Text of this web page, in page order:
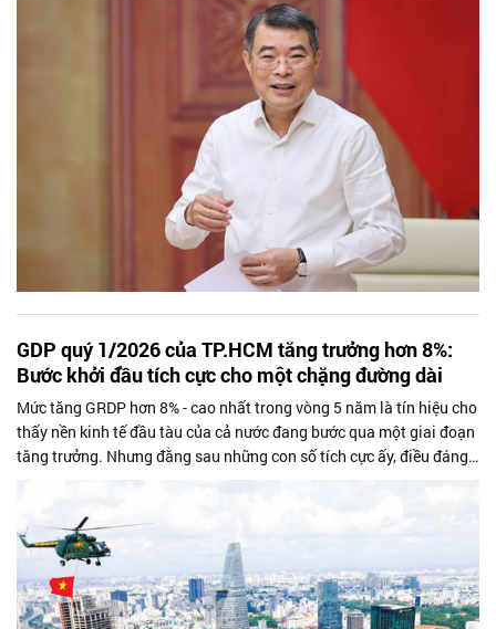
GDP quý 1/2026 của TP.HCM tăng trưởng hơn 8%:
Bước khởi đầu tích cực cho một chặng đường dài
Mức tăng GRDP hơn 8% - cao nhất trong vòng 5 năm là tín hiệu cho
thấy nền kinh tế đầu tàu của cả nước đang bước qua một giai đoạn
tăng trưởng. Nhưng đằng sau những con số tích cực ấy, điều đáng
bàn là để giữ con số tăng trưởng này, Thành phố cần làm thế nào?